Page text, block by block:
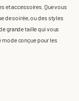
et accessoires. Que vous
de soirée, ou des styles
grande taille qui vous
mode conçue pour les